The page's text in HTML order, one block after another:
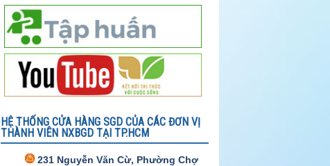
HỆ THỐNG CỬA HÀNG SGD CỦA CÁC ĐƠN VỊ
THÀNH VIÊN NXBGD TẠI TP.HCM
231 Nguyễn Văn Cừ, Phường Chợ